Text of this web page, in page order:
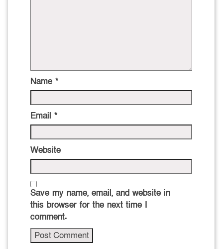
Name *
Email *
Website
Save my name, email, and website in
this browser for the next time I
comment.